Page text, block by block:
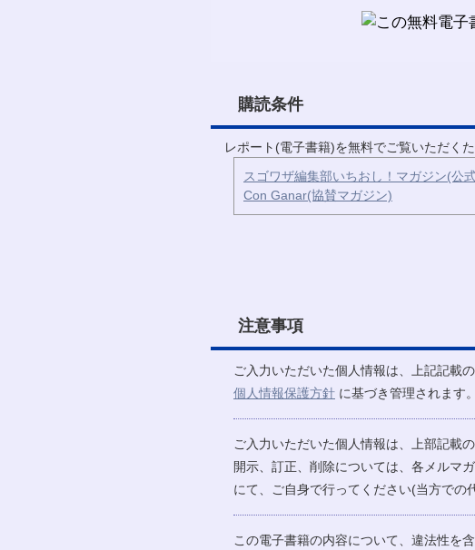
購読条件
レポート(電子書籍)を無料でご覧いただく
スゴワザ編集部いちおし！マガジン(公
Con Ganar(協賛マガジン)
注意事項
ご入力いただいた個人情報は、上記記載
個人情報保護方針 に基づき管理されます。
ご入力いただいた個人情報は、上部記載
開示、訂正、削除については、各メルマ
にて、ご自身で行ってください(当方での
この電子書籍の内容について、違法性を